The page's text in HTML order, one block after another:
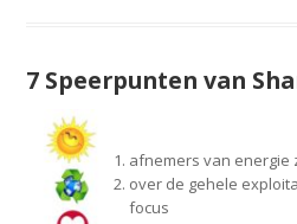
7 Speerpunten van
afnemers van energie
over de gehele
focus